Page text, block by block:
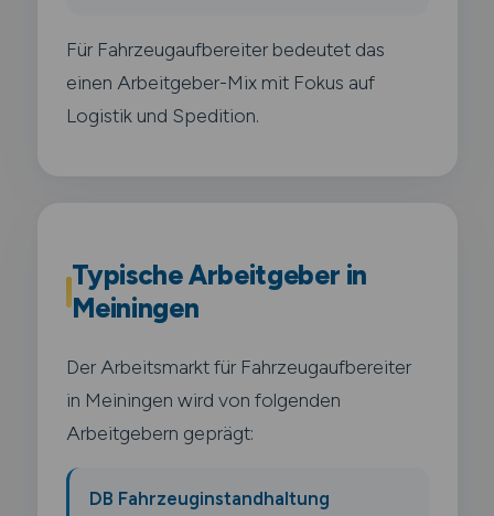
Für Fahrzeugaufbereiter bedeutet das
einen Arbeitgeber-Mix mit Fokus auf
Logistik und Spedition.
Typische Arbeitgeber in
Meiningen
Der Arbeitsmarkt für Fahrzeugaufbereiter
in Meiningen wird von folgenden
Arbeitgebern geprägt:
DB Fahrzeuginstandhaltung